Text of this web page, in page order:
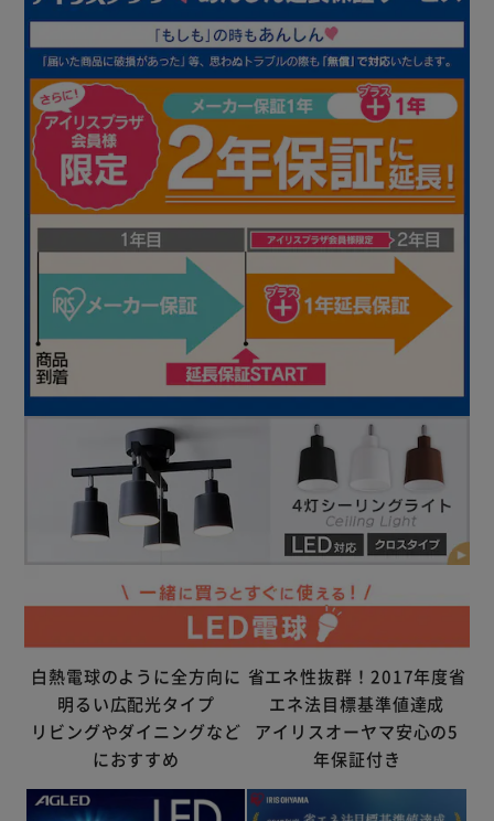
白熱電球のように全方向に
明るい広配光タイプ
リビングやダイニングなど
におすすめ
省エネ性抜群！2017年度省
エネ法目標基準値達成
アイリスオーヤマ安心の5
年保証付き